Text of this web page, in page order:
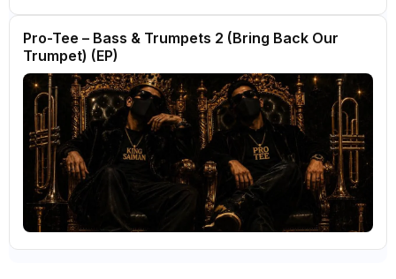
Pro-Tee – Bass & Trumpets 2 (Bring Back Our
Trumpet) (EP)